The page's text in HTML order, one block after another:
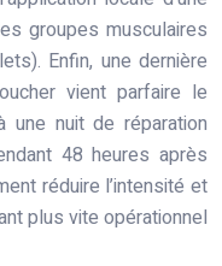
groupes musculaires
Enfin, une dernière
vient parfaire le
nuit de réparation
48 heures après
réduire l’intensité et
plus vite opérationnel